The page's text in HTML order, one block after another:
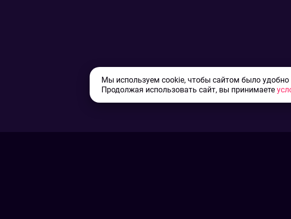
Мы используем cookie, чтобы сайтом было удобно
Продолжая использовать сайт, вы принимаете